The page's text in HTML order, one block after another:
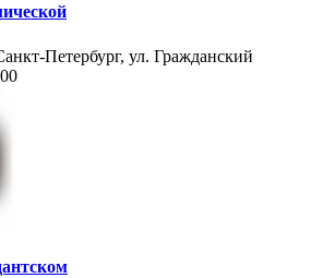
Петербург, ул. Гражданский